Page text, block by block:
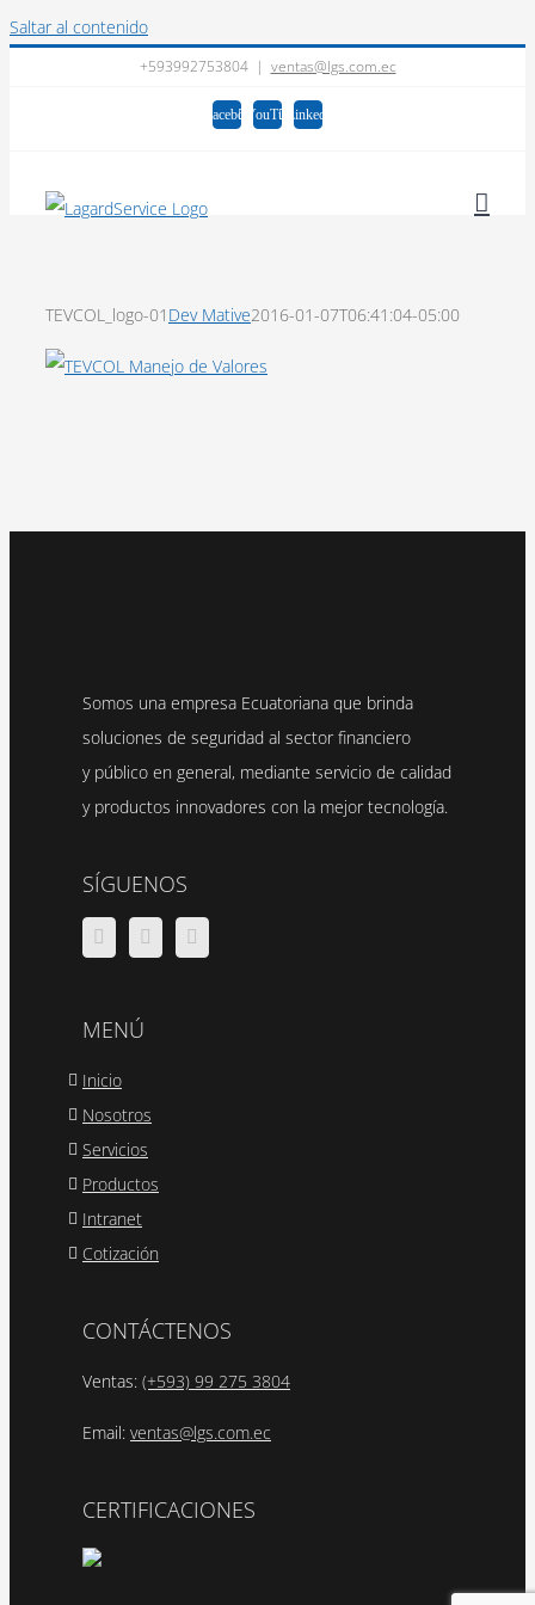
Saltar al contenido
+593992753804 | ventas@lgs.com.ec
FacebookYouTubeLinkedIn
TEVCOL_logo-01 Dev Mative2016-01-07T06:41:04-05:00
Somos una empresa Ecuatoriana que brinda
soluciones de seguridad al sector financiero
y público en general, mediante servicio de calidad
y productos innovadores con la mejor tecnología.
SÍGUENOS
MENÚ
Inicio
Nosotros
Servicios
Productos
Intranet
Cotización
CONTÁCTENOS
Ventas: (+593) 99 275 3804
Email: ventas@lgs.com.ec
CERTIFICACIONES